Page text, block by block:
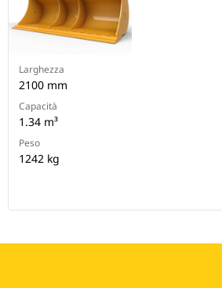
Larghezza
2100 mm
Capacità
1.34 m³
Peso
1242 kg